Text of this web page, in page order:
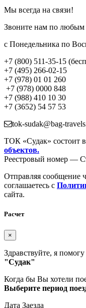
Мы всегда на связи!
Звоните нам по любым
с Понедельника по
+7 (800) 511-35-15
+7 (495) 266-02-15
+7 (978) 01 01 260
+7 (978) 0000 848
+7 (988) 410 10 30
+7 (3652) 54 57 53
tok-sudak@bag-
ТОК «Судак» состоит в
объектов.
Реестровый номер —
Отправляя сообщение
соглашаетесь с
сайта.
Расчет
×
Здравствуйте, я
"Судак"
Когда бы Вы хотели
Выберите период
Дата Заезда